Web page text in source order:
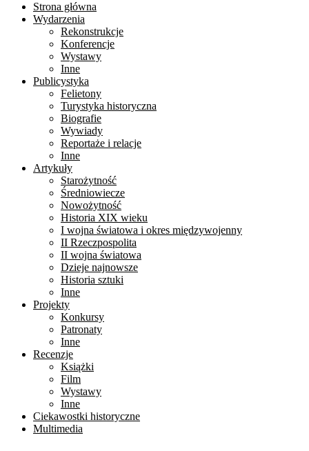
Strona główna
Wydarzenia
Rekonstrukcje
Konferencje
Wystawy
Inne
Publicystyka
Felietony
Turystyka historyczna
Biografie
Wywiady
Reportaże i relacje
Inne
Artykuły
Starożytność
Średniowiecze
Nowożytność
Historia XIX wieku
I wojna światowa i okres międzywojenny
II Rzeczpospolita
II wojna światowa
Dzieje najnowsze
Historia sztuki
Inne
Projekty
Konkursy
Patronaty
Inne
Recenzje
Książki
Film
Wystawy
Inne
Ciekawostki historyczne
Multimedia